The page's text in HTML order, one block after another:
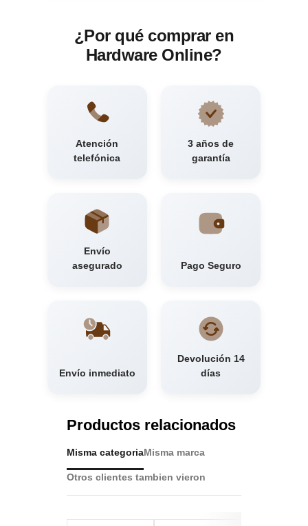
¿Por qué comprar en
Hardware Online?
Atención
telefónica
3 años de
garantía
Envío
asegurado
Pago Seguro
Envío inmediato
Devolución 14
días
Productos relacionados
Misma categoriaMisma marca
Otros clientes tambien vieron